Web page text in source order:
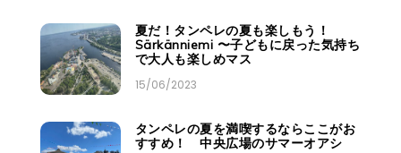
夏だ！タンペレの夏も楽しもう！
Särkänniemi 〜子どもに戻った気持ち
で大人も楽しめマス
15/06/2023
タンペレの夏を満喫するならここがお
すすめ！ 中央広場のサマーオアシ